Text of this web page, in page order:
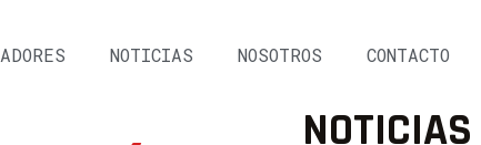
NOTICIAS NOSOTROS CONTACTO